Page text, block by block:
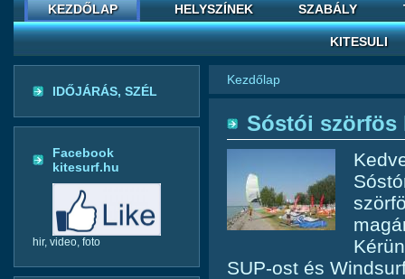
KEZDŐLAP HELYSZÍNEK SZABÁLY
KITESULI
IDŐJÁRÁS, SZÉL
Facebook
kitesurf.hu
hir, video, foto
Kezdőlap
Sóstói szörfös
SUP-ost és